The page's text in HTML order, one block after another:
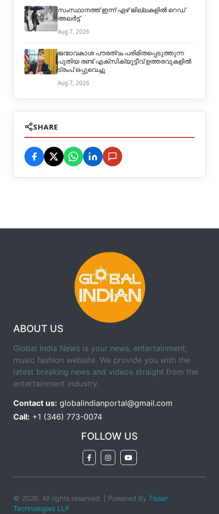
സംസ്ഥാനത്ത് ഇന്ന് ഏഴ് ജില്ലകളില്‍ റെഡ്
അലർട്ട്
Aug 7, 2026
ജന്മാവകാശ പൗരത്വം പരിമിതപ്പെടുത്തുന്ന
പുതിയ രണ്ട് എക്സിക്യൂട്ടീവ് ഉത്തരവുകളിൽ
ട്രംപ് ഒപ്പുവെച്ചു
Aug 7, 2026
SHARE
ABOUT US
Global India News is your news, entertainment,
music fashion website. We provide you with the
latest breaking news and videos straight from the
entertainment industry.
Contact us: globalindianportal@gmail.com
Call: +1 (346) 773-0074
FOLLOW US
© 2026. All rights reserved. | Powered By Tisser
Technologies LLP